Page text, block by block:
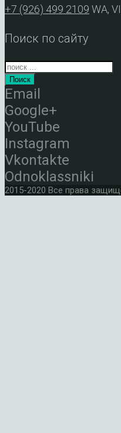
+7 (926) 499 2109 WA,
Поиск по сайту
Поиск
Email
Google+
YouTube
Instagram
Vkontakte
Odnoklassniki
2015-2020 Все права